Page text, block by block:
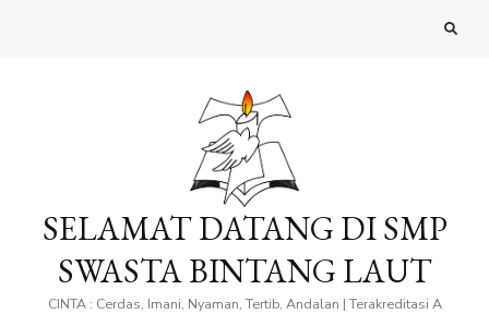
SELAMAT DATANG DI SMP
SWASTA BINTANG LAUT
CINTA : Cerdas, Imani, Nyaman, Tertib, Andalan | Terakreditasi A